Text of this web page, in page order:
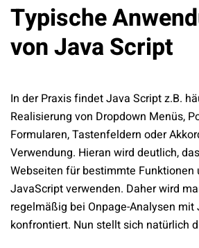
Typische
von Java Script
In der Praxis findet Java Script z.B.
Realisierung von Dropdown Menüs,
Formularen, Tastenfeldern oder
Verwendung. Hieran wird deutlich,
Webseiten für bestimmte Funktionen
JavaScript verwenden. Daher wird
regelmäßig bei Onpage-Analysen mit
konfrontiert. Nun stellt sich natürlich